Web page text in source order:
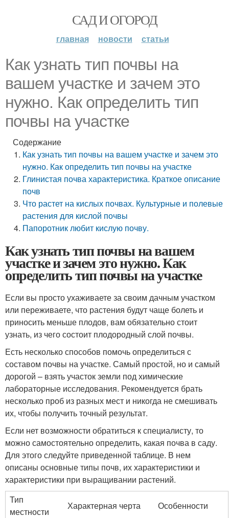
САД И ОГОРОД
главная новости статьи
Как узнать тип почвы на
вашем участке и зачем это
нужно. Как определить тип
почвы на участке
Содержание
Как узнать тип почвы на вашем участке и зачем это
нужно. Как определить тип почвы на участке
Глинистая почва характеристика. Краткое описание
почв
Что растет на кислых почвах. Культурные и полевые
растения для кислой почвы
Папоротник любит кислую почву.
Как узнать тип почвы на вашем
участке и зачем это нужно. Как
определить тип почвы на участке
Если вы просто ухаживаете за своим дачным участком
или переживаете, что растения будут чаще болеть и
приносить меньше плодов, вам обязательно стоит
узнать, из чего состоит плодородный слой почвы.
Есть несколько способов помочь определиться с
составом почвы на участке. Самый простой, но и самый
дорогой – взять участок земли под химические
лабораторные исследования. Рекомендуется брать
несколько проб из разных мест и никогда не смешивать
их, чтобы получить точный результат.
Если нет возможности обратиться к специалисту, то
можно самостоятельно определить, какая почва в саду.
Для этого следуйте приведенной таблице. В нем
описаны основные типы почв, их характеристики и
характеристики при выращивании растений.
Тип
местности
Характерная черта Особенности